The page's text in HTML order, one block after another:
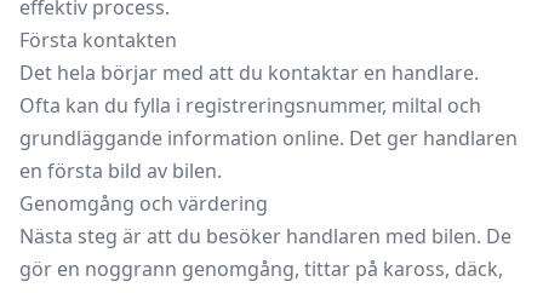
effektiv process.
Första kontakten
Det hela börjar med att du kontaktar en handlare.
Ofta kan du fylla i registreringsnummer, miltal och
grundläggande information online. Det ger handlaren
en första bild av bilen.
Genomgång och värdering
Nästa steg är att du besöker handlaren med bilen. De
gör en noggrann genomgång, tittar på kaross, däck,